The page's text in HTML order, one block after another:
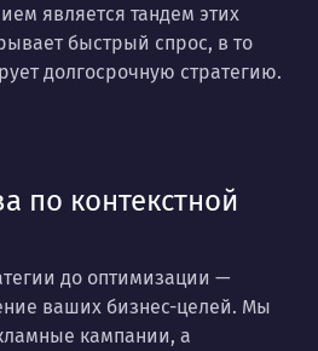
является тандем этих
быстрый спрос, в то
долгосрочную стратегию.
по контекстной
до оптимизации —
ваших бизнес-целей. Мы
кампании, а